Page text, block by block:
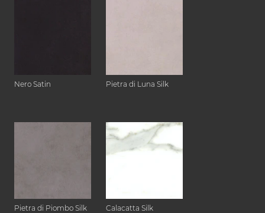
Nero Satin Pietra di Luna Silk
Pietra di Piombo Silk Calacatta Silk